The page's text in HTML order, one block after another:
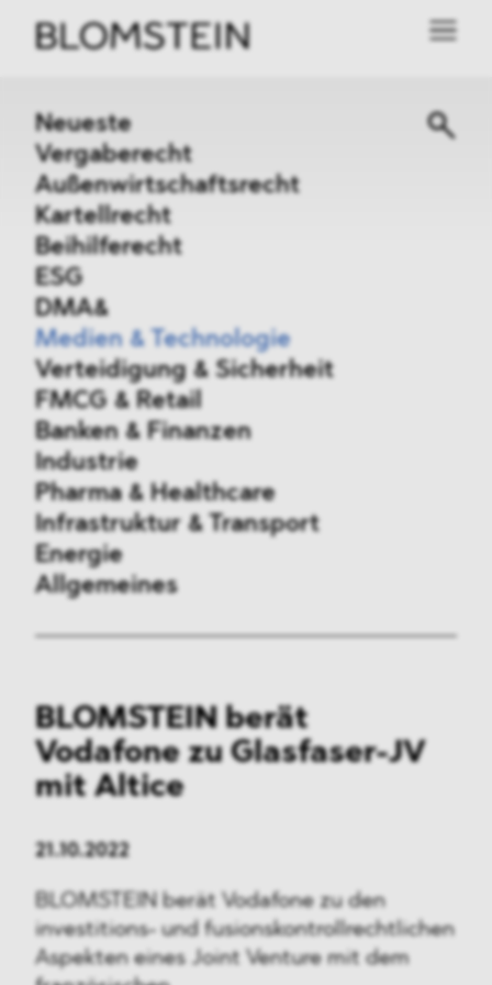
Neueste
Vergaberecht
Außenwirtschaftsrecht
Kartellrecht
Beihilferecht
ESG
DMA&
Medien & Technologie
Verteidigung & Sicherheit
FMCG & Retail
Banken & Finanzen
Industrie
Pharma & Healthcare
Infrastruktur & Transport
Energie
Allgemeines
Außenwirtschaftsrecht
Kartellrecht
DMA&
BLOMSTEIN berät
Vodafone zu Glasfaser-JV
mit Altice
21.10.2022
BLOMSTEIN berät Vodafone zu den
investitions- und fusionskontrollrechtlichen
Aspekten eines Joint Venture mit dem